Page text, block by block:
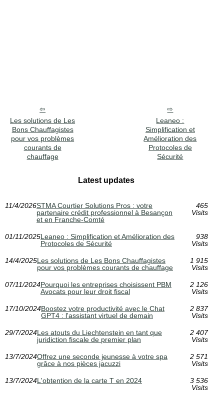
Les solutions de Les
Bons Chauffagistes
pour vos problèmes
courants de
chauffage
Leaneo :
Simplification et
Amélioration des
Protocoles de
Sécurité
Latest updates
11/4/2026STMA Courtier Solutions Pros : votre
partenaire crédit professionnel à Besançon
et en Franche-Comté
465
Visits
01/11/2025Leaneo : Simplification et Amélioration des
Protocoles de Sécurité
938
Visits
14/4/2025Les solutions de Les Bons Chauffagistes
pour vos problèmes courants de chauffage
1 915
Visits
07/11/2024Pourquoi les entreprises choisissent PBM
Avocats pour leur droit fiscal
2 126
Visits
17/10/2024Boostez votre productivité avec le Chat
GPT4 : l'assistant virtuel de demain
2 837
Visits
29/7/2024Les atouts du Liechtenstein en tant que
juridiction fiscale de premier plan
2 407
Visits
13/7/2024Offrez une seconde jeunesse à votre spa
grâce à nos pièces jacuzzi
2 571
Visits
13/7/2024L'obtention de la carte T en 2024
3 536
Visits